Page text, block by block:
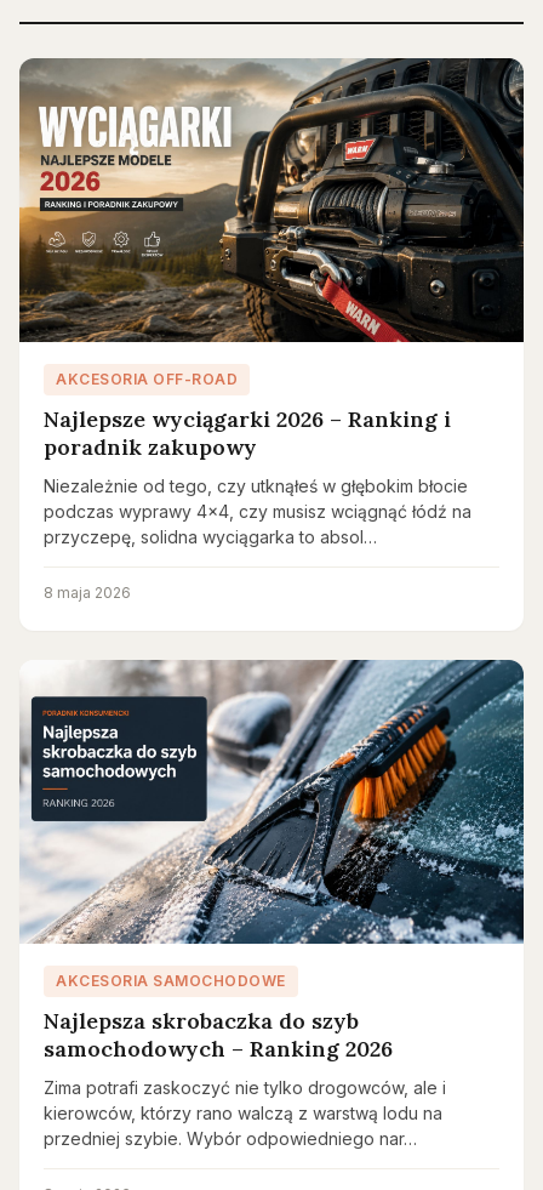
AKCESORIA OFF-ROAD
Najlepsze wyciągarki 2026 – Ranking i
poradnik zakupowy
Niezależnie od tego, czy utknąłeś w głębokim błocie
podczas wyprawy 4x4, czy musisz wciągnąć łódź na
przyczepę, solidna wyciągarka to absol…
8 maja 2026
AKCESORIA SAMOCHODOWE
Najlepsza skrobaczka do szyb
samochodowych – Ranking 2026
Zima potrafi zaskoczyć nie tylko drogowców, ale i
kierowców, którzy rano walczą z warstwą lodu na
przedniej szybie. Wybór odpowiedniego nar…